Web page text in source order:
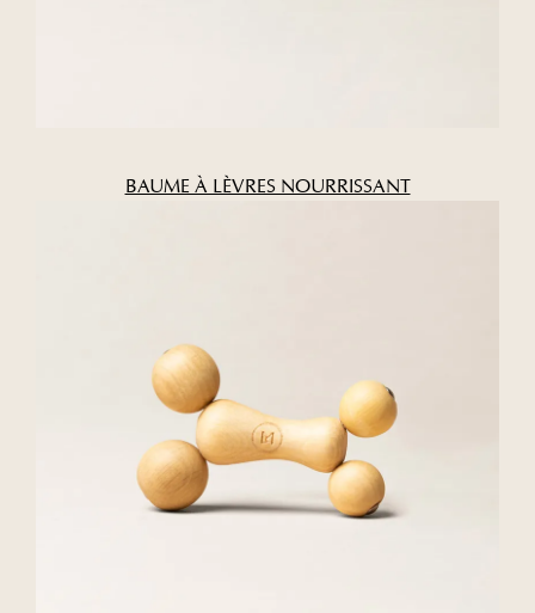
BAUME À LÈVRES NOURRISSANT